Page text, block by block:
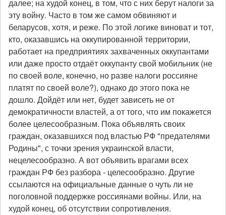
далее; на худой конец, в том, что с них берут налоги за
эту войну. Часто в том же самом обвиняют и
беларусов, хотя, и реже. По этой логике виноват и тот,
кто, оказавшись на оккупированной территории,
работает на предприятиях захваченных оккупантами
или даже просто отдаёт оккупанту свой мобильник (не
по своей воле, конечно, но разве налоги россияне
платят по своей воле?), однако до этого пока не
дошло. Дойдёт или нет, будет зависеть не от
демократичности властей, а от того, что им покажется
более целесообразным. Пока объявлять своих
граждан, оказавшихся под властью РФ "предателями
Родины", с точки зрения украинской власти,
нецелесообразно. А вот объявить врагами всех
граждан РФ без разбора - целесообразно. Другие
ссылаются на официальные данные о чуть ли не
поголовной поддержке россиянами войны. Или, на
худой конец, об отсутствии сопротивления.